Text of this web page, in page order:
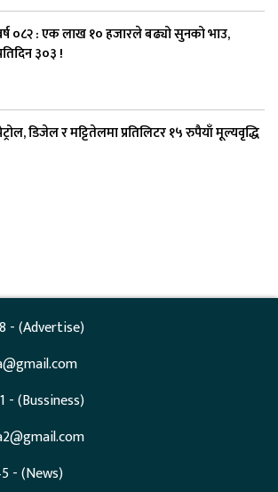
०८२ : एक लाख १० हजारले बढ्यो सुनको भाउ,
३०३ !
डिजेल र मट्टितेलमा प्रतिलिटर १५ रुपैयाँ मूल्यवृद्धि
- (Advertise)
- (Bussiness)
- (News)